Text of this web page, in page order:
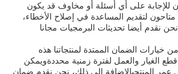
للإجابة على أي أسئلة أو مخاوف قد يكون
متاحون لتقديم المساعدة في إصلاح الأخطاء،
نقدم أيضا تحديثات البرمجيات مجانا
الضمان الممتدة لمنتجاتنا هذه
الغيار والعمل لفترة زمنية محددةويمكن
المنتجبالإضافة إلى ذلك، نحن نقدم ضمان